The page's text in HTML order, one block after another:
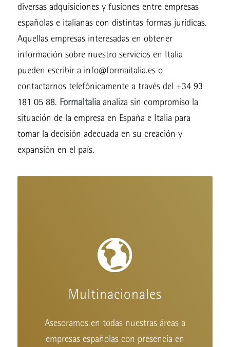
diversas adquisiciones y fusiones entre empresas
españolas e italianas con distintas formas jurídicas.
Aquellas empresas interesadas en obtener
información sobre nuestro servicios en Italia
pueden escribir a info@formaitalia.eso
contactarnos telefónicamente a través del +34 93
181 05 88. FormaItaliaanaliza sin compromiso la
situación de la empresa en España e Italia para
tomar la decisión adecuada en su creación y
expansión en el país.
Multinacionales
Asesoramos en todas nuestras áreas a
empresas españolas con presencia en